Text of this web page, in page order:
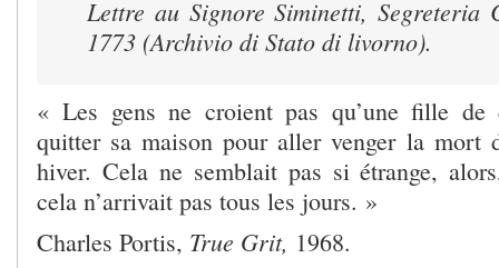
Lettre au Signore Siminetti, Segreteria
1773 (Archivio di Stato di livorno).
« Les gens ne croient pas qu’une fille de
quitter sa maison pour aller venger la mort
hiver. Cela ne semblait pas si étrange,
cela n’arrivait pas tous les jours. »
Charles Portis, True Grit, 1968.